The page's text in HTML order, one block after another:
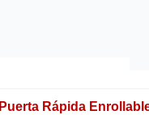
Puerta Rápida